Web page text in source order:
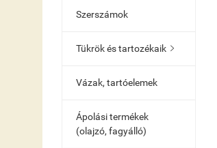
Szerszámok
Tükrök és tartozékaik 
Vázak, tartóelemek
Ápolási termékek
(olajzó, fagyálló)